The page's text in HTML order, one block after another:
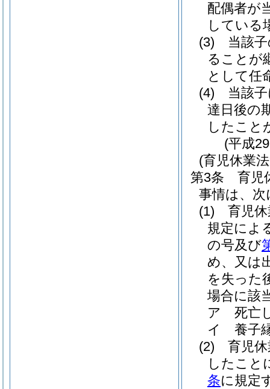
配偶者が
している
(3)
当該
ることが
として任
(4)
当該
達日後の
したこと
(平成
(育児休業
第3条
育児
事情は、
(1)
育児
規定によ
の号及び
め、又は
を失った
場合に該
ア
死亡
イ
養子
(2)
育児
したこと
条に規定